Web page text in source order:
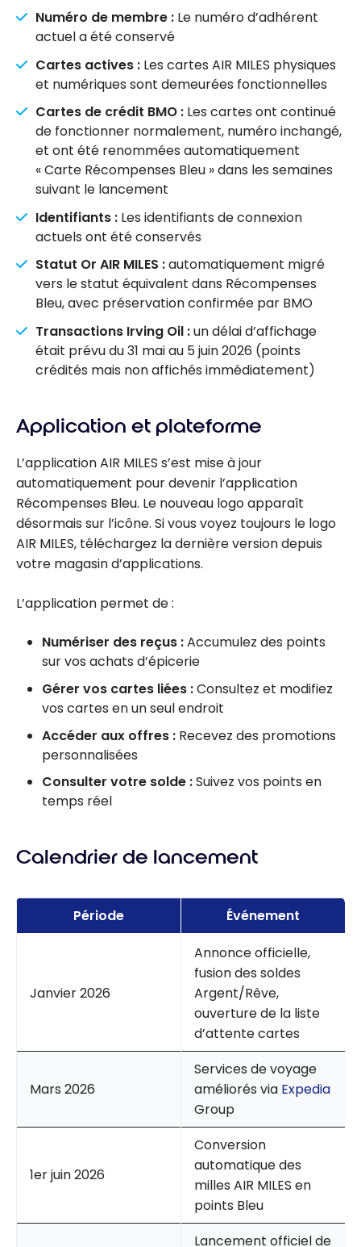
Numéro de membre : Le numéro d’adhérent
actuel a été conservé
Cartes actives : Les cartes AIR MILES physiques
et numériques sont demeurées fonctionnelles
Cartes de crédit BMO : Les cartes ont continué
de fonctionner normalement, numéro inchangé,
et ont été renommées automatiquement
« Carte Récompenses Bleu » dans les semaines
suivant le lancement
Identifiants : Les identifiants de connexion
actuels ont été conservés
Statut Or AIR MILES :automatiquement migré
vers le statut équivalent dans Récompenses
Bleu, avec préservation confirmée par BMO
Transactions Irving Oil :un délai d’affichage
était prévu du 31 mai au 5 juin 2026 (points
crédités mais non affichés immédiatement)
Application et plateforme
L’application AIR MILES s’est mise à jour
automatiquement pour devenir l’application
Récompenses Bleu. Le nouveau logo apparaît
désormais sur l’icône. Si vous voyez toujours le logo
AIR MILES, téléchargez la dernière version depuis
votre magasin d’applications.
L’application permet de :
Numériser des reçus :Accumulez des points
sur vos achats d’épicerie
Gérer vos cartes liées :Consultez et modifiez
vos cartes en un seul endroit
Accéder aux offres : Recevez des promotions
personnalisées
Consulter votre solde :Suivez vos points en
temps réel
Calendrier de lancement
Période Événement
Janvier 2026
Annonce officielle,
fusion des soldes
Argent/Rêve,
ouverture de la liste
d’attente cartes
Mars 2026
Services de voyage
améliorés via Expedia
Group
1er juin 2026
Conversion
automatique des
milles AIR MILES en
points Bleu
Lancement officiel de